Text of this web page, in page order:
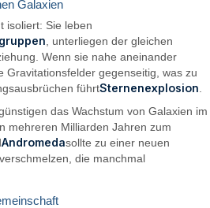
Galaxien
isoliert: Sie leben
, unterliegen der gleichen
Wenn sie nahe aneinander
Gravitationsfelder gegenseitig, was zu
führtSternenexplosion
das Wachstum von Galaxien im
mehreren Milliarden Jahren zum
Andromedasollte zu einer neuen
die manchmal